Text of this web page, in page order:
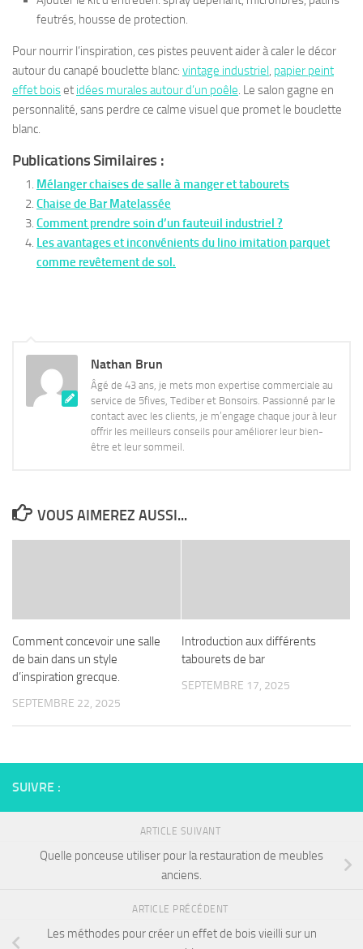
feutrés, housse de protection.
Pour nourrir l’inspiration, ces pistes peuvent aider à caler le décor
autour du canapé bouclette blanc: vintage industriel, papier peint
effet boiset idées murales autour d’un poêle. Le salon gagne en
personnalité, sans perdre ce calme visuel que promet le bouclette
blanc.
Publications Similaires :
Mélanger chaises de salle à manger et tabourets
Chaise de Bar Matelassée
Comment prendre soin d’un fauteuil industriel ?
Les avantages et inconvénients du lino imitation parquet
comme revêtement de sol.
Nathan Brun
Âgé de 43 ans, je mets mon expertise commerciale au
service de 5fives, Tediber et Bonsoirs. Passionné par le
contact avec les clients, je m’engage chaque jour à leur
offrir les meilleurs conseils pour améliorer leur bien-
être et leur sommeil.
VOUS AIMEREZ AUSSI...
Comment concevoir une salle
de bain dans un style
d’inspiration grecque.
SEPTEMBRE 22, 2025
Introduction aux différents
tabourets de bar
SEPTEMBRE 17, 2025
SUIVRE :
ARTICLE SUIVANT
Quelle ponceuse utiliser pour la restauration de meubles
anciens.
ARTICLE PRÉCÉDENT
Les méthodes pour créer un effet de bois vieilli sur un